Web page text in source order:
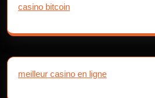
casino bitcoin
meilleur casino en ligne